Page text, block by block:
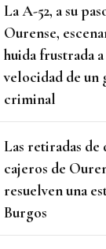
La A-52, a su
Ourense,
huida frustrada
velocidad de un
criminal
Las retiradas de
cajeros de
resuelven una
Burgos